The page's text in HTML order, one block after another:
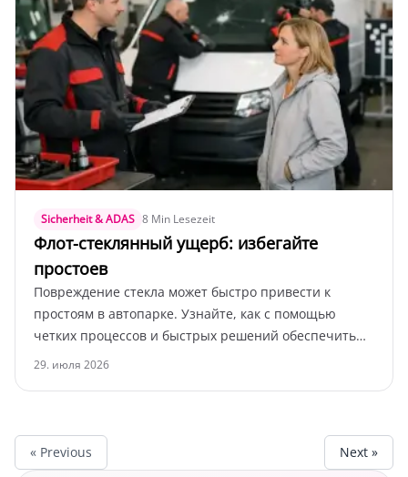
Sicherheit & ADAS 8 Min Lesezeit
Флот-стеклянный ущерб: избегайте
простоев
Повреждение стекла может быстро привести к
простоям в автопарке. Узнайте, как с помощью
четких процессов и быстрых решений обеспечить
готовность ваших автомобилей в Elmshorn.
29. июля 2026
« Previous Next »